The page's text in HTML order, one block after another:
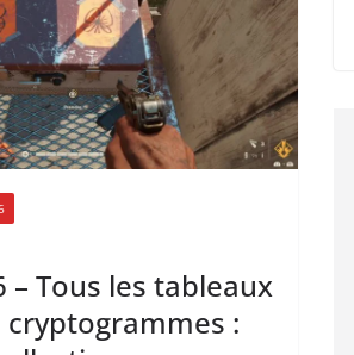
– Tous les tableaux
: